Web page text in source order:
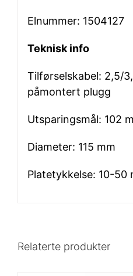
Elnummer: 1504127
Teknisk info
Tilførselskabel: 2,5/
påmontert plugg
Utsparingsmål: 102
Diameter: 115 mm
Platetykkelse: 10-50
Relaterte produkter